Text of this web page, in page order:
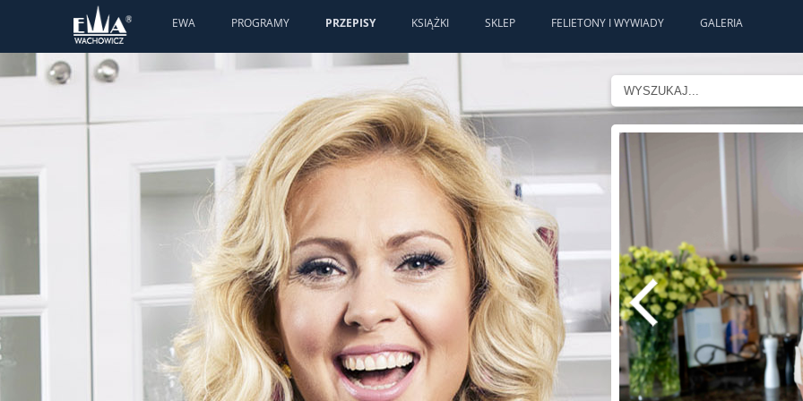
EWA PROGRAMY PRZEPISY KSIĄŻKI SKLEP FELIETONY I WYWIADY GALERIA